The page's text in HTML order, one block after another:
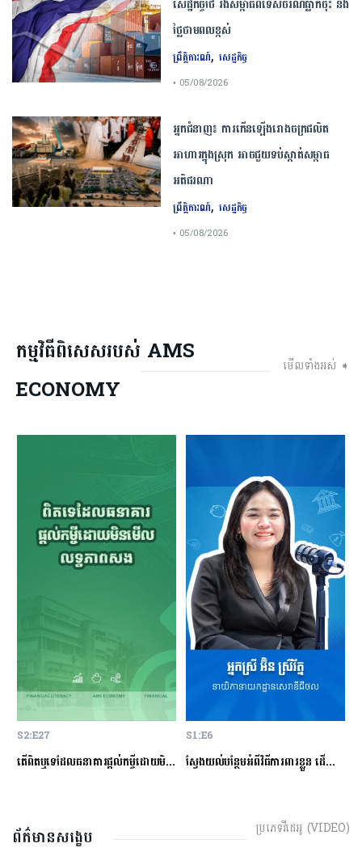
សេដ្ឋកិច្ច​ថៃ​ រង​សម្ពាធ​ពី​ទេសចរណ៍​ធ្លាក់ចុះ​ និង​
ថ្លៃ​ថាមពល​ខ្ពស់​
ព្រឹត្តិការណ៍, សេដ្ឋកិច្ច
• 05/08/2026
​អ្នកជំនាញ​៖ ​ការ​កើនឡើង​រោងចក្រ​ផលិត​
អាហារ​ក្នុង​ស្រុក​ ​អាច​ជួយ​​ទប់ស្កាត់​សម្ពាធ​
អតិផរណា
ព្រឹត្តិការណ៍, សេដ្ឋកិច្ច
• 05/08/2026
កម្មវិធីពិសេសរបស់ AMS
ECONOMY
មើលទាំងអស់ ➧
S2:E27
តើពិតឬទេដែលធនាគារផ្ដល់កម្ចីដោយមិនសិក្សាលើលទ្ធភាពសងត្រឡប់?
S1:E6
ស្វែងយល់បន្ថែមអំពីវិធីការពារខ្លួន ដើម្បីជៀសវាងពីការឆបោកតាមបច្ចេកវិទ្យាហិរញ្ញវត្ថុ!
ព័ត៌មានសង្ខេប ប្រភេទវីដេអូ (VIDEO)